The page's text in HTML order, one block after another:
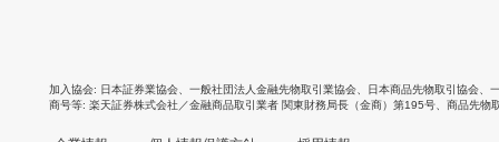
加入協会 日本証券業協会 一般社団法人金融先物取引業協会 日本商品先物取引協会
商号等 楽天証券株式会社／金融商品取引業者 関東財務局長（金商）第195号、商品先物